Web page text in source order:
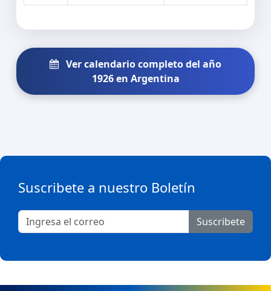
Ver calendario completo del año
1926 en Argentina
Suscribete a nuestro Boletín
Suscribete